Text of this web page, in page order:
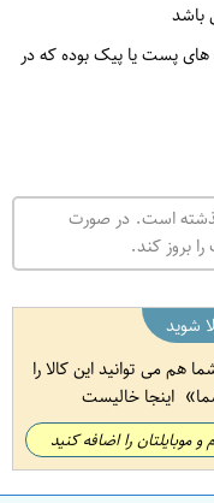
باشد
های پست یا پیک بوده که در
گذشته است. در صورت
بروز کند.
شوید
هم می توانید این کالا را
اینجا خالیست
موبایلتان را اضافه کنید